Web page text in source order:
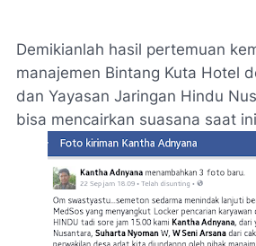
Demikianlah hasil pertemuan
manajemen Bintang Kuta Hotel
dan Yayasan Jaringan Hindu
bisa mencairkan suasana saat